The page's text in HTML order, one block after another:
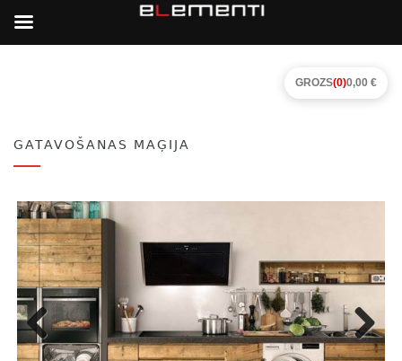
GATAVOŠANAS MAĢIJA
Previous Next
GROZS(0)0,00 €